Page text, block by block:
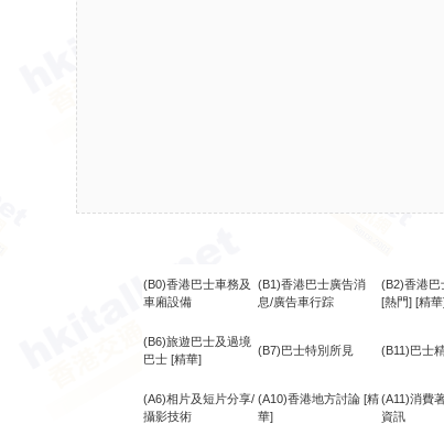
(B0)香港巴士車務及
車廂設備
(B1)香港巴士廣告消
息/廣告車行踪
(B2)香港巴
[熱門] [精
(B6)旅遊巴士及過境
巴士 [精華]
(B7)巴士特別所見 (B11)巴士
(A6)相片及短片分享/
攝影技術
(A10)香港地方討論 [精
華]
(A11)消費
資訊